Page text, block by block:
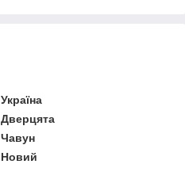
Україна
Дверцята
Чавун
Новий